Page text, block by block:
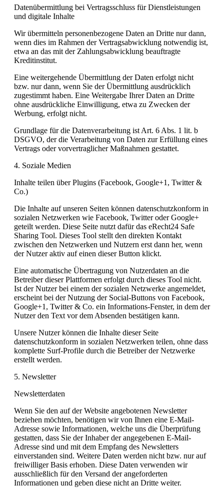
Datenübermittlung bei Vertragsschluss für Dienstleistungen
und digitale Inhalte
Wir übermitteln personenbezogene Daten an Dritte nur dann,
wenn dies im Rahmen der Vertragsabwicklung notwendig ist,
etwa an das mit der Zahlungsabwicklung beauftragte
Kreditinstitut.
Eine weitergehende Übermittlung der Daten erfolgt nicht
bzw. nur dann, wenn Sie der Übermittlung ausdrücklich
zugestimmt haben. Eine Weitergabe Ihrer Daten an Dritte
ohne ausdrückliche Einwilligung, etwa zu Zwecken der
Werbung, erfolgt nicht.
Grundlage für die Datenverarbeitung ist Art. 6 Abs. 1 lit. b
DSGVO, der die Verarbeitung von Daten zur Erfüllung eines
Vertrags oder vorvertraglicher Maßnahmen gestattet.
4. Soziale Medien
Inhalte teilen über Plugins (Facebook, Google+1, Twitter &
Co.)
Die Inhalte auf unseren Seiten können datenschutzkonform in
sozialen Netzwerken wie Facebook, Twitter oder Google+
geteilt werden. Diese Seite nutzt dafür das eRecht24 Safe
Sharing Tool. Dieses Tool stellt den direkten Kontakt
zwischen den Netzwerken und Nutzern erst dann her, wenn
der Nutzer aktiv auf einen dieser Button klickt.
Eine automatische Übertragung von Nutzerdaten an die
Betreiber dieser Plattformen erfolgt durch dieses Tool nicht.
Ist der Nutzer bei einem der sozialen Netzwerke angemeldet,
erscheint bei der Nutzung der Social-Buttons von Facebook,
Google+1, Twitter & Co. ein Informations-Fenster, in dem der
Nutzer den Text vor dem Absenden bestätigen kann.
Unsere Nutzer können die Inhalte dieser Seite
datenschutzkonform in sozialen Netzwerken teilen, ohne dass
komplette Surf-Profile durch die Betreiber der Netzwerke
erstellt werden.
5. Newsletter
Newsletterdaten
Wenn Sie den auf der Website angebotenen Newsletter
beziehen möchten, benötigen wir von Ihnen eine E-Mail-
Adresse sowie Informationen, welche uns die Überprüfung
gestatten, dass Sie der Inhaber der angegebenen E-Mail-
Adresse sind und mit dem Empfang des Newsletters
einverstanden sind. Weitere Daten werden nicht bzw. nur auf
freiwilliger Basis erhoben. Diese Daten verwenden wir
ausschließlich für den Versand der angeforderten
Informationen und geben diese nicht an Dritte weiter.